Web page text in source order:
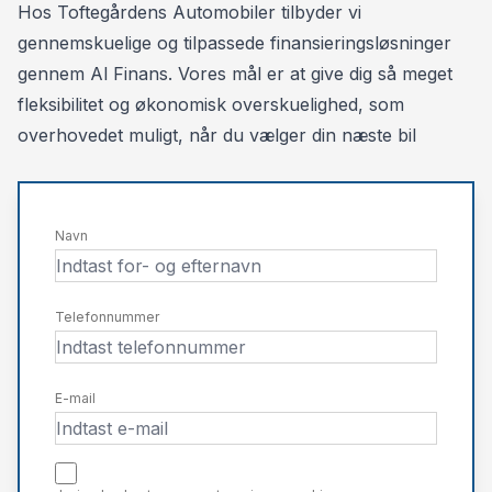
Restværdi: kr. 190.000, - ekskl. moms, ekskl. afgift
12 MÅNEDERS PRIVAT LEASING
1.gangsydelse: kr. 43.755, - inkl. moms
Kontraktoprettelse 3.500, - ekskl. moms
Nummerplader 1.180, - inkl. moms,
Hos Toftegårdens Automobiler tilbyder vi
gennemskuelige og tilpassede finansieringsløsninger
gennem Al Finans. Vores mål er at give dig så meget
fleksibilitet og økonomisk overskuelighed, som
overhovedet muligt, når du vælger din næste bil
Navn
Telefonnummer
E-mail